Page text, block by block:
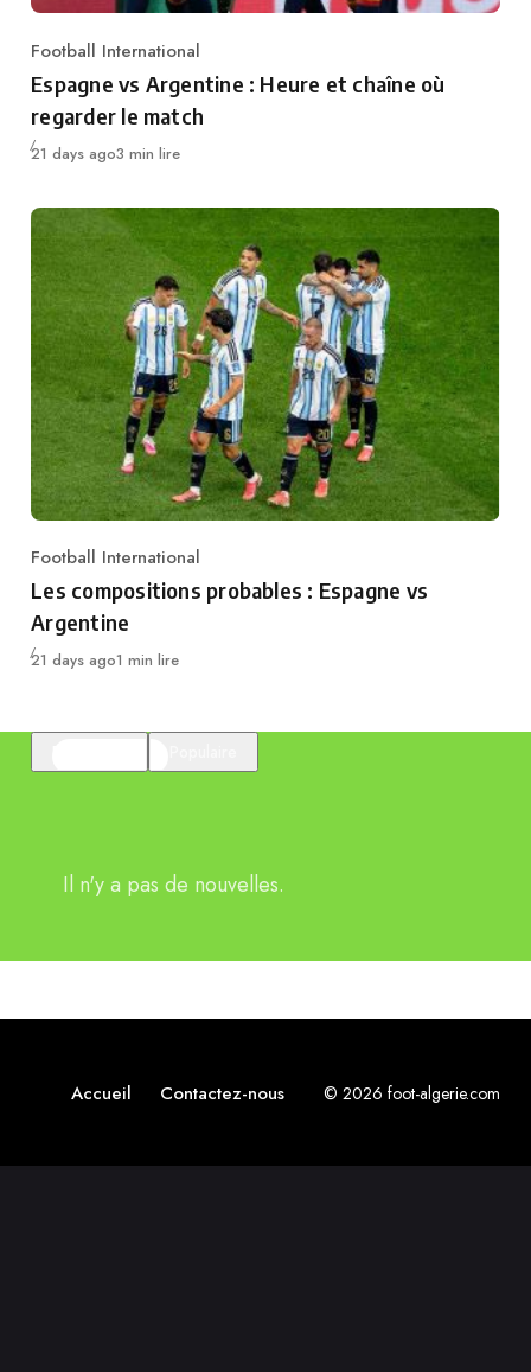
Category
Football International
Espagne vs Argentine : Heure et chaîne où
regarder le match
Publié
21 days ago3 min lire
Category
Football International
Les compositions probables : Espagne vs
Argentine
Publié
21 days ago1 min lire
Il n'y a pas de nouvelles.
Accueil Contactez-nous © 2026 foot-algerie.com